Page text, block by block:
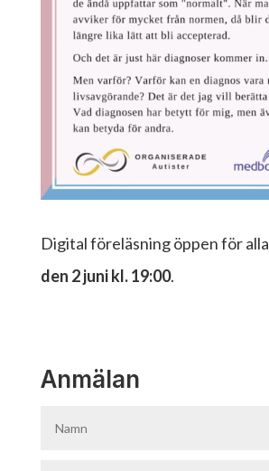
Digital föreläsning öppen för alla
den 2 juni kl. 19:00.
Anmälan